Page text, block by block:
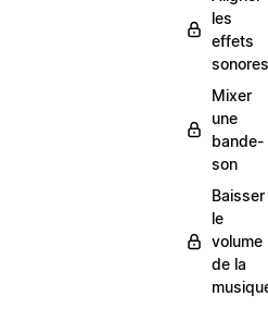
les
effets
sonores
Mixer
une
bande-
son
Baisser
le
volume
de la